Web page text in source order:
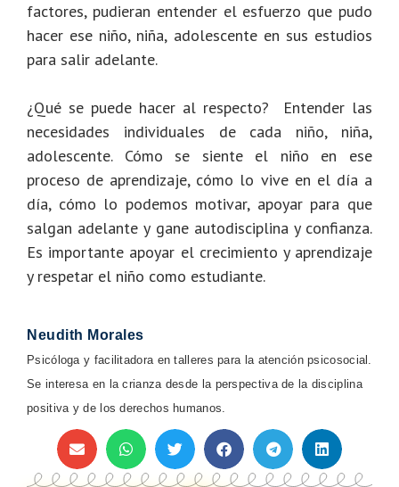
factores, pudieran entender el esfuerzo que pudo
hacer ese niño, niña, adolescente en sus estudios
para salir adelante.
¿Qué se puede hacer al respecto?
Entender las
necesidades individuales de cada niño, niña,
adolescente. Cómo se siente el niño en ese
proceso de aprendizaje, cómo lo vive en el día a
día, cómo lo podemos motivar, apoyar para que
salgan adelante y gane autodisciplina y confianza.
Es importante apoyar el crecimiento y aprendizaje
y respetar el niño como estudiante.
Neudith Morales
Psicóloga y facilitadora en talleres para la atención psicosocial.
Se interesa en la crianza desde la perspectiva de la disciplina
positiva y de los derechos humanos.